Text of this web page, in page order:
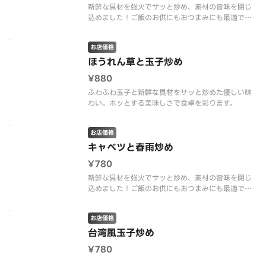
新鮮な具材を強火でサッと炒め、素材の旨味を閉じ
込めました！ご飯のお供にもおつまみにも最適で
ほうれん草と玉子炒め
お店価格
¥880
ふわふわ玉子と新鮮な具材をサッと炒めた優しい味
わい。ホッとする美味しさで食卓を彩ります。
キャベツと春雨炒め
お店価格
¥780
新鮮な具材を強火でサッと炒め、素材の旨味を閉じ
込めました！ご飯のお供にもおつまみにも最適で
台湾風玉子炒め
お店価格
¥780